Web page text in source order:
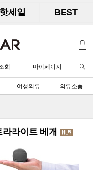
핫세일 BEST
회 마이페이지
여성의류 의류소품
라이트 베개